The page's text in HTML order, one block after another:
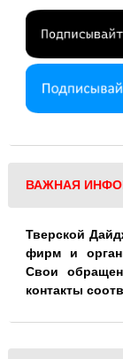
ВАЖНАЯ
Тверской
фирм и
Свои
контакты